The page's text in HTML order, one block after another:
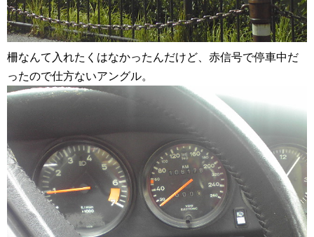
柵なんて入れたくはなかったんだけど、赤信号で停車中だ
ったので仕方ないアングル。